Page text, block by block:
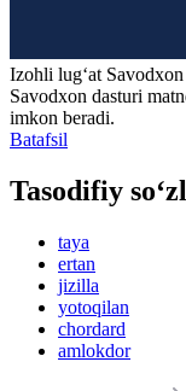
Izohli lugʻat Savodxon
Savodxon dasturi
imkon beradi.
Batafsil
Tasodifiy
taya
ertan
jizilla
yotoqilan
chordard
amlokdor